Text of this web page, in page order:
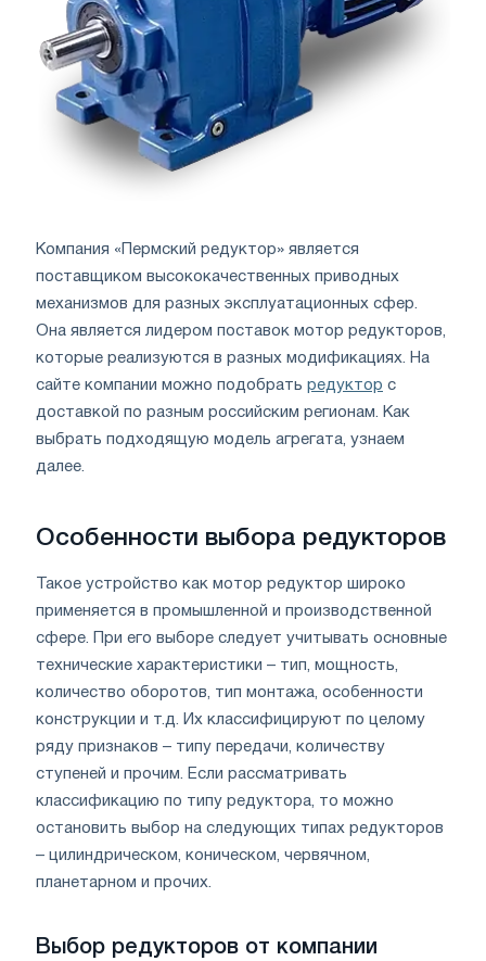
Компания «Пермский редуктор» является
поставщиком высококачественных приводных
механизмов для разных эксплуатационных сфер.
Она является лидером поставок мотор редукторов,
которые реализуются в разных модификациях. На
сайте компании можно подобрать редуктор с
доставкой по разным российским регионам. Как
выбрать подходящую модель агрегата, узнаем
далее.
Особенности выбора редукторов
Такое устройство как мотор редуктор широко
применяется в промышленной и производственной
сфере. При его выборе следует учитывать основные
технические характеристики – тип, мощность,
количество оборотов, тип монтажа, особенности
конструкции и т.д. Их классифицируют по целому
ряду признаков – типу передачи, количеству
ступеней и прочим. Если рассматривать
классификацию по типу редуктора, то можно
остановить выбор на следующих типах редукторов
– цилиндрическом, коническом, червячном,
планетарном и прочих.
Выбор редукторов от компании